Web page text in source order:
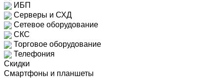
ИБП
Серверы и СХД
Сетевое оборудование
СКС
Торговое оборудование
Телефония
Скидки
Смартфоны и планшеты